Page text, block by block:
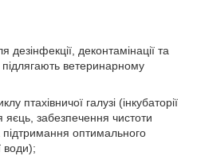
дезінфекції, деконтамінації та
підлягають ветеринарному
птахівничої галузі (інкубаторії
яєць, забезпечення чистоти
оптимального
води);